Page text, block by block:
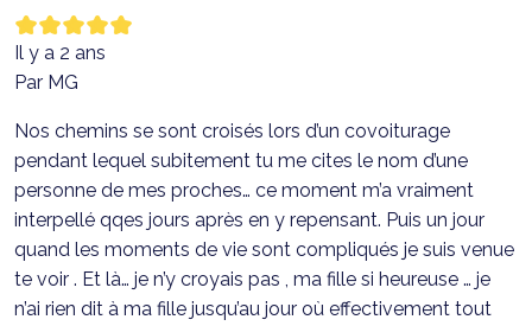
Il y a 2 ans
Par MG
Nos chemins se sont croisés lors d’un covoiturage
pendant lequel subitement tu me cites le nom d’une
personne de mes proches… ce moment m’a vraiment
interpellé qqes jours après en y repensant. Puis un jour
quand les moments de vie sont compliqués je suis venue
te voir . Et là… je n’y croyais pas , ma fille si heureuse … je
n’ai rien dit à ma fille jusqu’au jour où effectivement tout